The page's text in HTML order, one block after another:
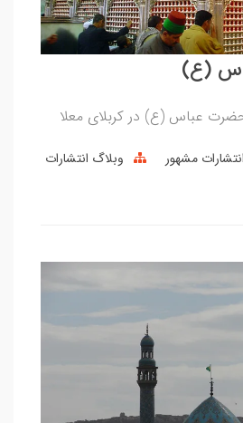
(ع)
عباس (ع) در کربلای معلا
انتشارات مشهور
وبلاگ انتشارات